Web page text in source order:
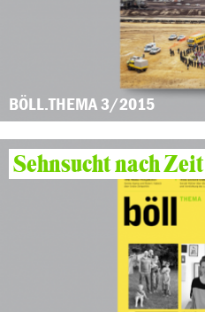
BÖLL.THEMA 3/2015
Sehnsucht nach Zeit